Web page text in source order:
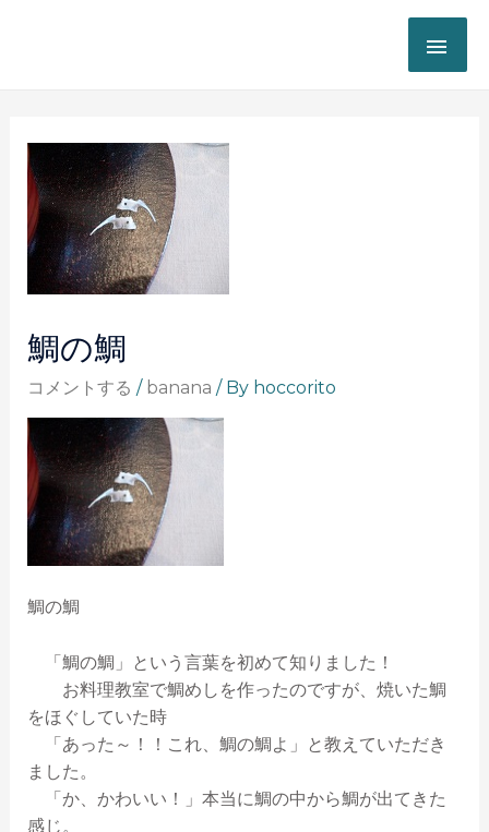
鯛の鯛
コメントする / banana / By hoccorito
鯛の鯛
「鯛の鯛」という言葉を初めて知りました！
お料理教室で鯛めしを作ったのですが、焼いた鯛
をほぐしていた時
「あった～！！これ、鯛の鯛よ」と教えていただき
ました。
「か、かわいい！」本当に鯛の中から鯛が出てきた
感じ。